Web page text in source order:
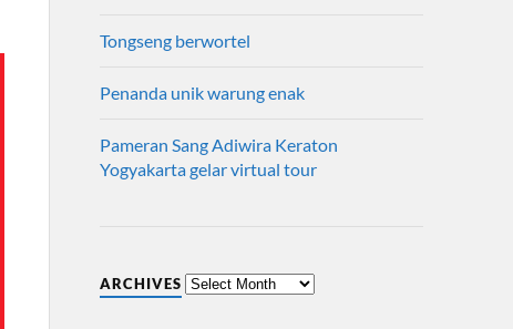
Tongseng berwortel
Penanda unik warung enak
Pameran Sang Adiwira Keraton
Yogyakarta gelar virtual tour
ARCHIVES